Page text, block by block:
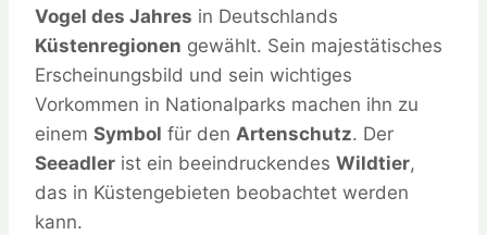
Vogel des Jahres in Deutschlands
Küstenregionen gewählt. Sein majestätisches
Erscheinungsbild und sein wichtiges
Vorkommen in Nationalparks machen ihn zu
einem Symbol für den Artenschutz. Der
Seeadler ist ein beeindruckendes Wildtier,
das in Küstengebieten beobachtet werden
kann.